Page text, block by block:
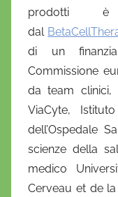
prodotti è
dal
di un
Commissione
da team clinici,
ViaCyte,
dell’Ospedale
scienze della
medico
Cerveau et de